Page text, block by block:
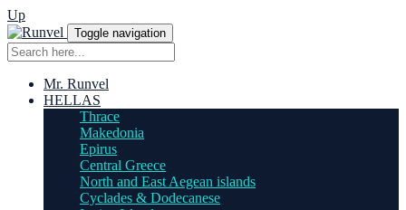
Up
Toggle navigation
Mr. Runvel
HELLAS
Thrace
Makedonia
Epirus
Central Greece
North and East Aegean islands
Cyclades & Dodecanese